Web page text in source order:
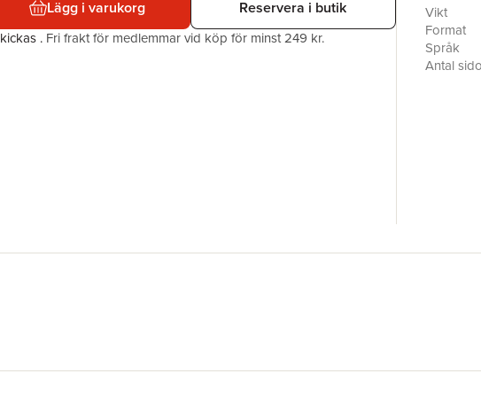
Lägg i varukorg Reservera i butik
. Fri frakt för medlemmar vid köp för minst 249 kr.
fjädrar.
rakt in i
och
Vikt
Format
Språk
Antal